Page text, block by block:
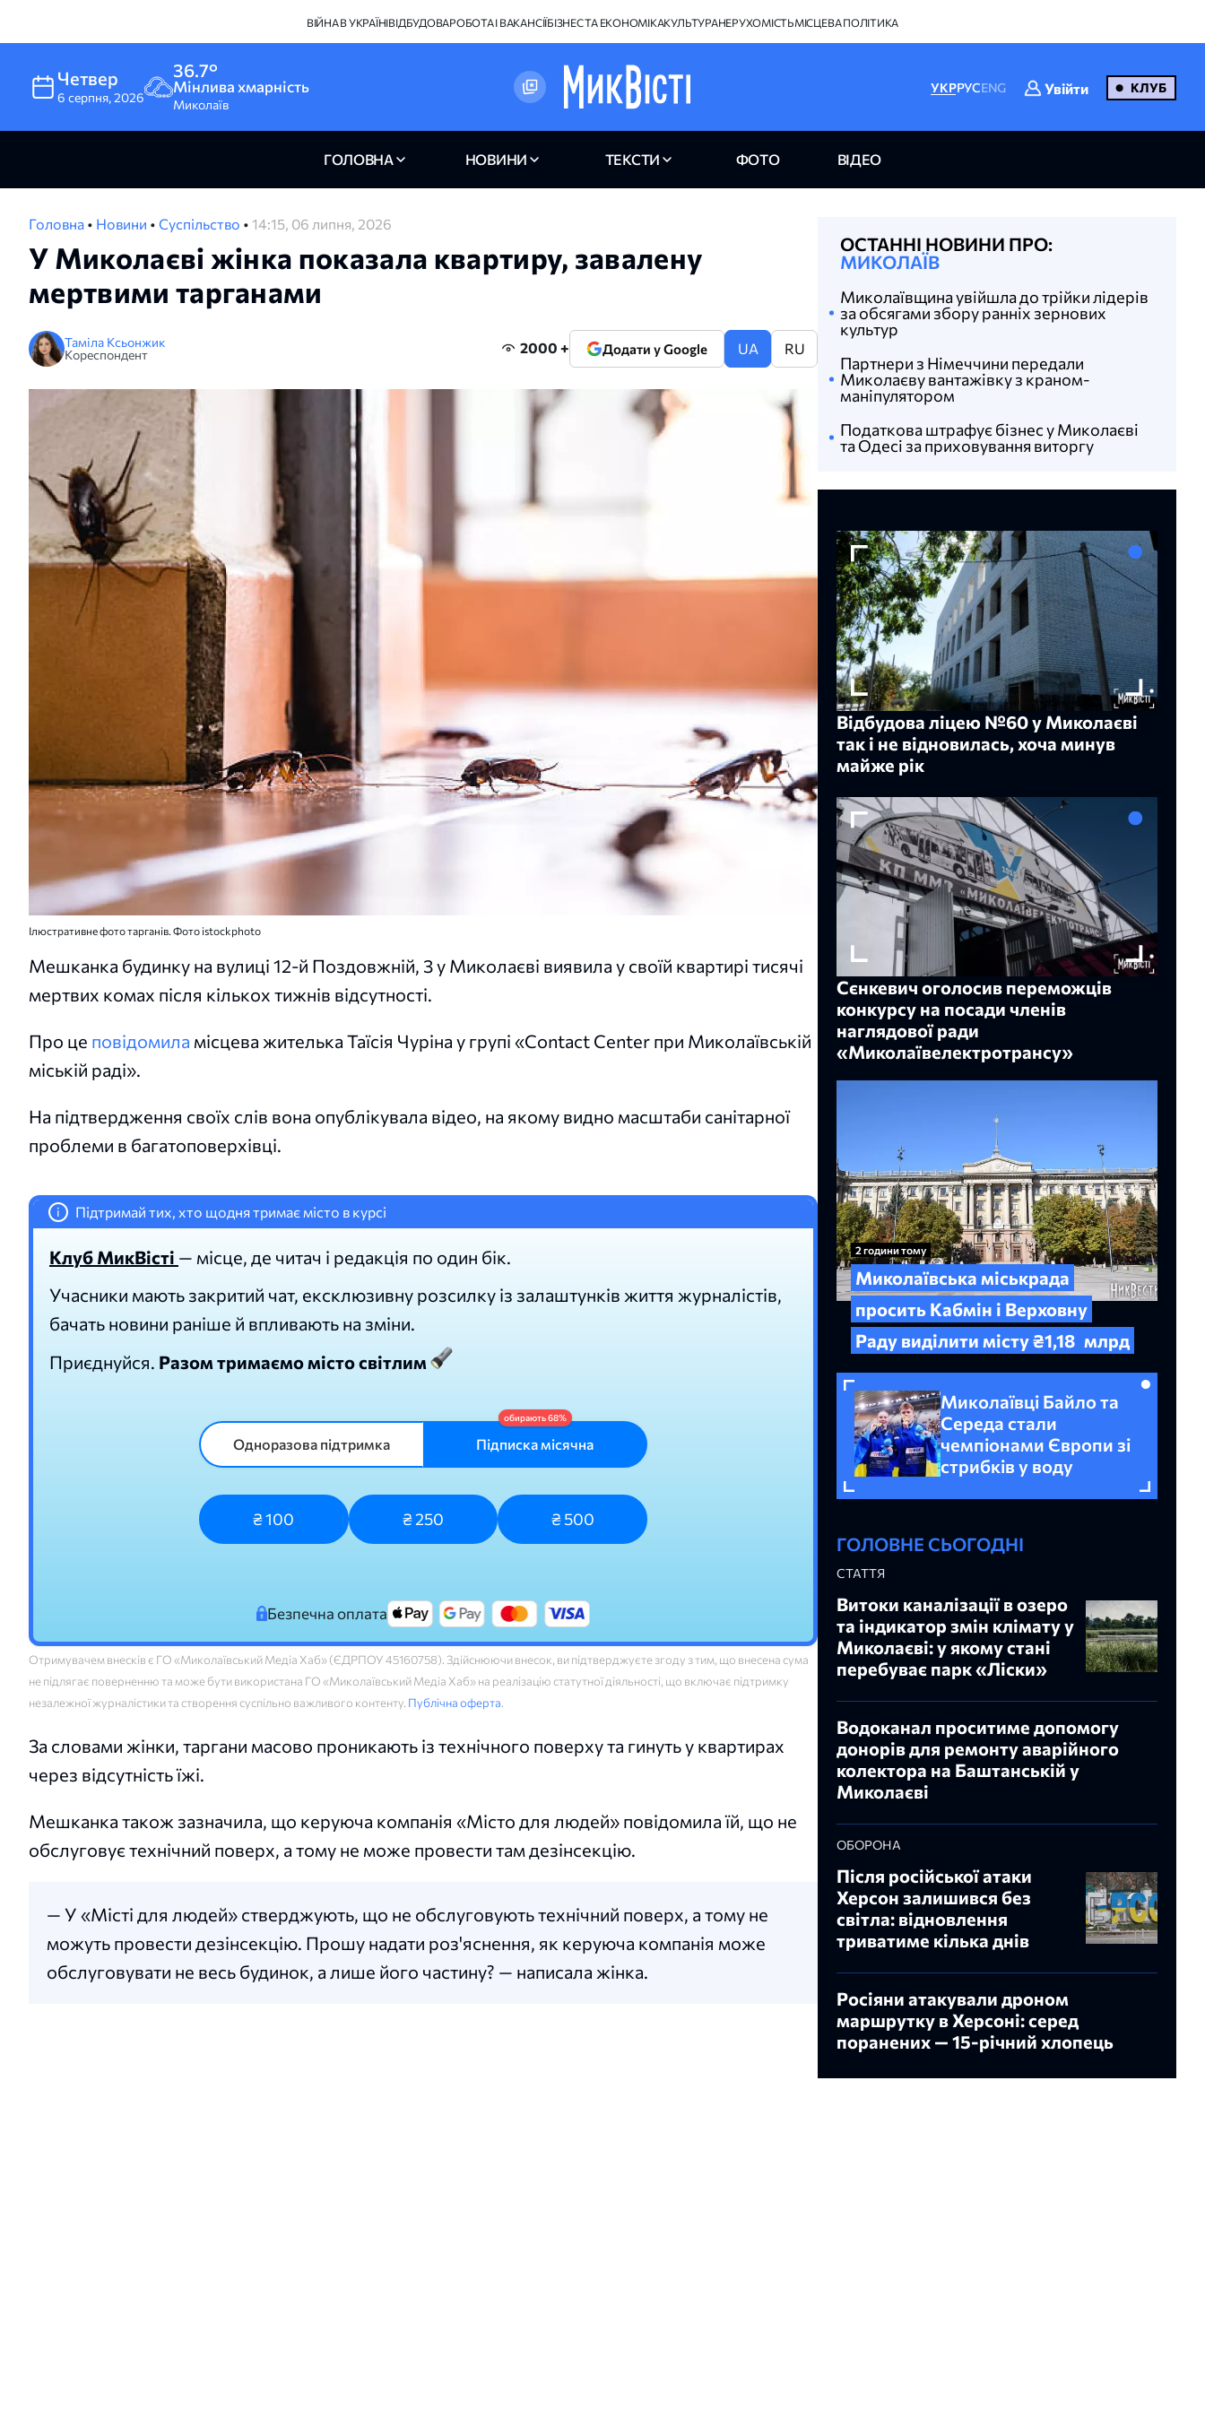
ВІЙНА В УКРАЇНІВІДБУДОВАРОБОТА І ВАКАНСІЇБІЗНЕС ТА ЕКОНОМІКАКУЛЬТУРАНЕРУХОМІСТЬМІСЦЕВА ПОЛІТИКА
Четвер
6 серпня,2026
36.7°
Мінлива хмарність
Миколаїв
УКРРУСENG Увійти КЛУБ
ГОЛОВНА НОВИНИ ТЕКСТИ ФОТО ВІДЕО
Головна • Новини • Суспільство • 14:15, 06 липня, 2026
У Миколаєві жінка показала квартиру, завалену
мертвими тарганами
Таміла Ксьонжик
Кореспондент
2000 + Додати у Google UA RU
Ілюстративне фото тарганів. Фото istockphoto
Мешканка будинку на вулиці 12-й Поздовжній, 3 у Миколаєві виявила у своїй квартирі тисячі
мертвих комах після кількох тижнів відсутності.
Про це повідомила місцева жителька Таїсія Чуріна у групі «Contact Center при Миколаївській
міській раді».
На підтвердження своїх слів вона опублікувала відео, на якому видно масштаби санітарної
проблеми в багатоповерхівці.
i Підтримай тих, хто щодня тримає місто в курсі
Клуб МикВісті — місце, де читач і редакція по один бік.
Учасники мають закритий чат, ексклюзивну розсилку із залаштунків життя журналістів,
бачать новини раніше й впливають на зміни.
Приєднуйся. Разом тримаємо місто світлим
Одноразова підтримка Підписка місячна
₴ 100 ₴ 250 ₴ 500
Безпечна оплата
Отримувачем внесків є ГО «Миколаївський Медіа Хаб» (ЄДРПОУ 45160758). Здійснюючи внесок, ви підтверджуєте згоду з тим, що внесена сума
не підлягає поверненню та може бути використана ГО «Миколаївський Медіа Хаб» на реалізацію статутної діяльності, що включає підтримку
незалежної журналістики та створення суспільно важливого контенту. Публічна оферта.
За словами жінки, таргани масово проникають із технічного поверху та гинуть у квартирах
через відсутність їжі.
Мешканка також зазначила, що керуюча компанія «Місто для людей» повідомила їй, що не
обслуговує технічний поверх, а тому не може провести там дезінсекцію.
— У «Місті для людей» стверджують, що не обслуговують технічний поверх, а тому не
можуть провести дезінсекцію. Прошу надати роз'яснення, як керуюча компанія може
обслуговувати не весь будинок, а лише його частину? — написала жінка.
ОСТАННІ НОВИНИ ПРО:
МИКОЛАЇВ
Миколаївщина увійшла до трійки лідерів
за обсягами збору ранніх зернових
культур
Партнери з Німеччини передали
Миколаєву вантажівку з краном-
маніпулятором
Податкова штрафує бізнес у Миколаєві
та Одесі за приховування виторгу
Відбудова ліцею №60 у Миколаєві
так і не відновилась, хоча минув
майже рік
Сєнкевич оголосив переможців
конкурсу на посади членів
наглядової ради
«Миколаївелектротрансу»
2 години тому
Миколаївська міськрада
просить Кабмін і Верховну
Раду виділити місту ₴1,18 млрд
Миколаївці Байло та
Середа стали
чемпіонами Європи зі
стрибків у воду
ГОЛОВНЕ СЬОГОДНІ
СТАТТЯ
Витоки каналізації в озеро
та індикатор змін клімату у
Миколаєві: у якому стані
перебуває парк «Ліски»
Водоканал проситиме допомогу
донорів для ремонту аварійного
колектора на Баштанській у
Миколаєві
ОБОРОНА
Після російської атаки
Херсон залишився без
світла: відновлення
триватиме кілька днів
Росіяни атакували дроном
маршрутку в Херсоні: серед
поранених — 15-річний хлопець